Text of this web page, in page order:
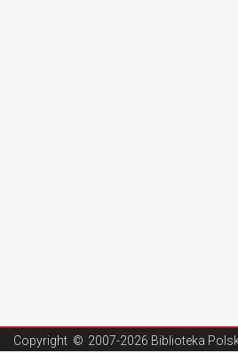
Copyright © 2007-2026 Biblioteka